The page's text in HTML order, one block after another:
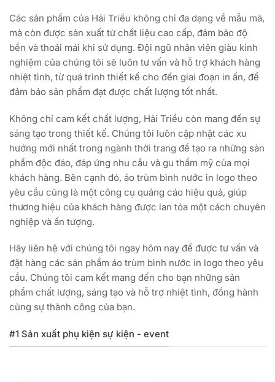
Các sản phẩm của Hải Triều không chỉ đa dạng về mẫu mã,
mà còn được sản xuất từ chất liệu cao cấp, đảm bảo độ
bền và thoải mái khi sử dụng. Đội ngũ nhân viên giàu kinh
nghiệm của chúng tôi sẽ luôn tư vấn và hỗ trợ khách hàng
nhiệt tình, từ quá trình thiết kế cho đến giai đoạn in ấn, để
đảm bảo sản phẩm đạt được chất lượng tốt nhất.
Không chỉ cam kết chất lượng, Hải Triều còn mang đến sự
sáng tạo trong thiết kế. Chúng tôi luôn cập nhật các xu
hướng mới nhất trong ngành thời trang để tạo ra những sản
phẩm độc đáo, đáp ứng nhu cầu và gu thẩm mỹ của mọi
khách hàng. Bên cạnh đó, áo trùm bình nước in logo theo
yêu cầu cũng là một công cụ quảng cáo hiệu quả, giúp
thương hiệu của khách hàng được lan tỏa một cách chuyên
nghiệp và ấn tượng.
Hãy liên hệ với chúng tôi ngay hôm nay để được tư vấn và
đặt hàng các sản phẩm áo trùm bình nước in logo theo yêu
cầu. Chúng tôi cam kết mang đến cho bạn những sản
phẩm chất lượng, sáng tạo và hỗ trợ nhiệt tình, đồng hành
cùng sự thành công của bạn.
#1 Sản xuất phụ kiện sự kiện - event